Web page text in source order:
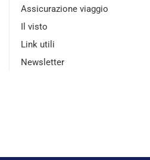
Assicurazione viaggio
Il visto
Link utili
Newsletter